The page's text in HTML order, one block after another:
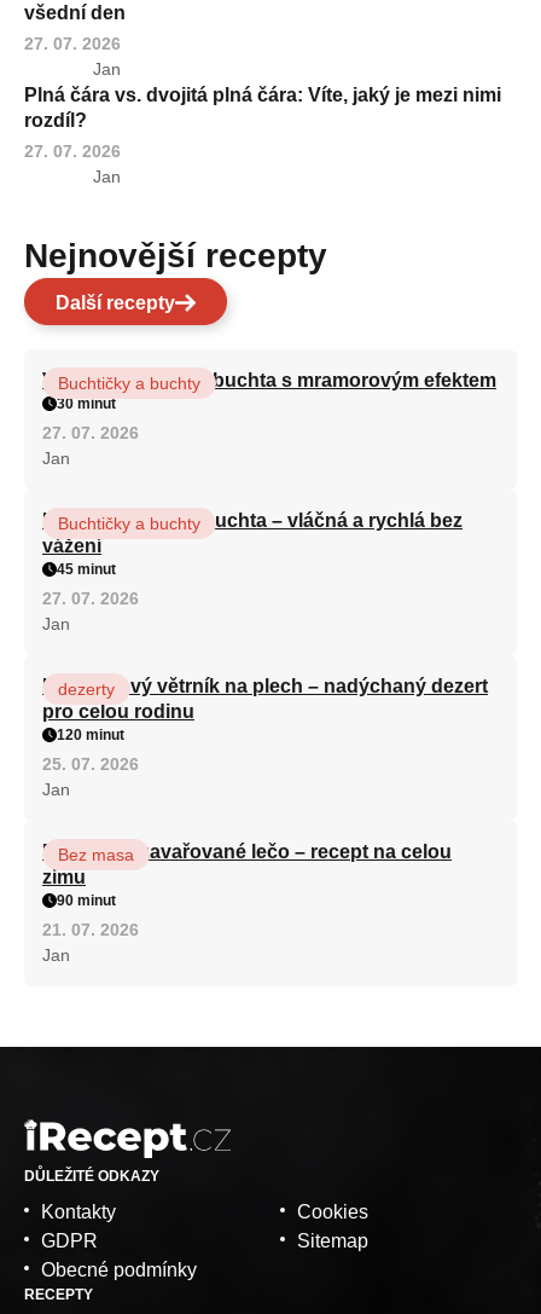
všední den
27. 07. 2026
Jan
Plná čára vs. dvojitá plná čára: Víte, jaký je mezi nimi
rozdíl?
27. 07. 2026
Jan
Nejnovější recepty
Další recepty
Vláčná olejová litá buchta s mramorovým efektem
Buchtičky a buchty
30 minut
27. 07. 2026
Jan
Hrnková maková buchta – vláčná a rychlá bez
vážení
Buchtičky a buchty
45 minut
27. 07. 2026
Jan
Karamelový větrník na plech – nadýchaný dezert
pro celou rodinu
dezerty
120 minut
25. 07. 2026
Jan
Babiččino zavařované lečo – recept na celou
zimu
Bez masa
90 minut
21. 07. 2026
Jan
DŮLEŽITÉ ODKAZY
Kontakty
GDPR
Obecné podmínky
Cookies
Sitemap
RECEPTY